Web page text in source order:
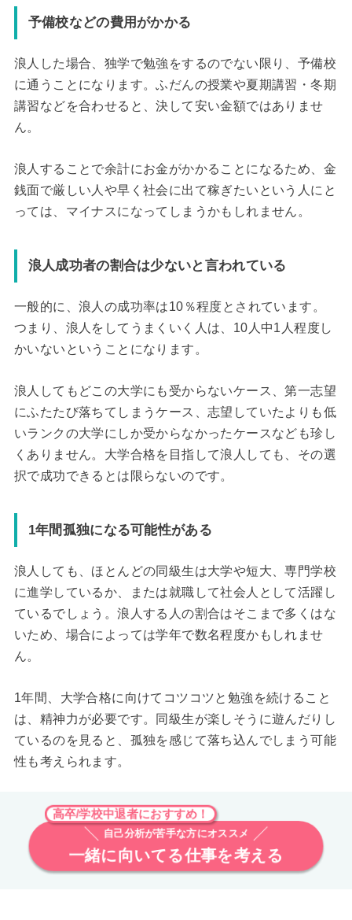
予備校などの費用がかかる
浪人した場合、独学で勉強をするのでない限り、予備校
に通うことになります。ふだんの授業や夏期講習・冬期
講習などを合わせると、決して安い金額ではありませ
ん。
浪人することで余計にお金がかかることになるため、金
銭面で厳しい人や早く社会に出て稼ぎたいという人にと
っては、マイナスになってしまうかもしれません。
浪人成功者の割合は少ないと言われている
一般的に、浪人の成功率は10％程度とされています。
つまり、浪人をしてうまくいく人は、10人中1人程度し
かいないということになります。
浪人してもどこの大学にも受からないケース、第一志望
にふたたび落ちてしまうケース、志望していたよりも低
いランクの大学にしか受からなかったケースなども珍し
くありません。大学合格を目指して浪人しても、その選
択で成功できるとは限らないのです。
1年間孤独になる可能性がある
浪人しても、ほとんどの同級生は大学や短大、専門学校
に進学しているか、または就職して社会人として活躍し
ているでしょう。浪人する人の割合はそこまで多くはな
いため、場合によっては学年で数名程度かもしれませ
ん。
1年間、大学合格に向けてコツコツと勉強を続けること
は、精神力が必要です。同級生が楽しそうに遊んだりし
ているのを見ると、孤独を感じて落ち込んでしまう可能
性も考えられます。
高卒/学校中退者におすすめ！
自己分析が苦手な方にオススメ
一緒に向いてる仕事を考える